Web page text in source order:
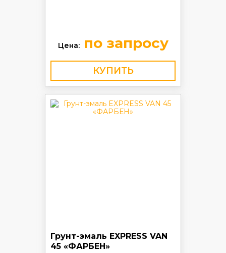
Цена:по запросу
КУПИТЬ
Грунт-эмаль EXPRESS VAN
45 «ФАРБЕН»